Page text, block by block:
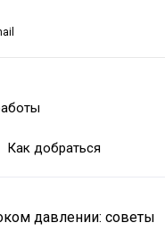
Как добраться
давлении: советы